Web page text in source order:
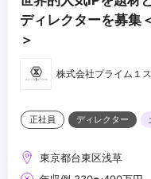
ディレクターを募集
＞
株式会社プライム１
正社員 ディレクター
東京都台東区浅草